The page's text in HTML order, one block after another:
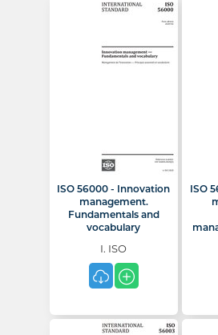
ISO 56000 - Innovation
management.
Fundamentals and
vocabulary
I. ISO
ISO